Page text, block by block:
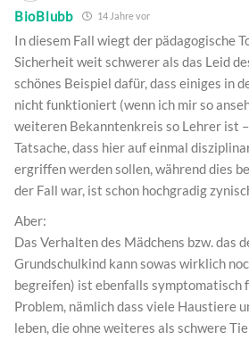
BioBlubb 14 Jahre vor
In diesem Fall wiegt der pädagogische
Sicherheit weit schwerer als das Leid
schönes Beispiel dafür, dass einiges in
nicht funktioniert (wenn ich mir so
weiteren Bekanntenkreis so Lehrer ist
Tatsache, dass hier auf einmal
ergriffen werden sollen, während dies
der Fall war, ist schon hochgradig
Aber:
Das Verhalten des Mädchens bzw. das
Grundschulkind kann sowas wirklich
begreifen) ist ebenfalls symptomatisch
Problem, nämlich dass viele Haustiere
leben, die ohne weiteres als schwere